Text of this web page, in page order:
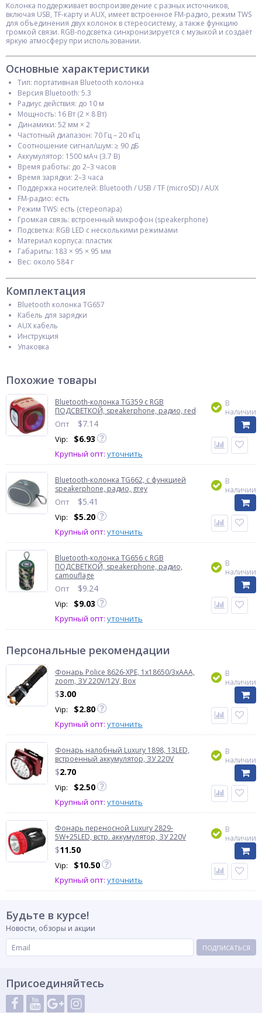
Колонка поддерживает воспроизведение с разных источников,
включая USB, TF-карту и AUX, имеет встроенное FM-радио, режим TWS
для объединения двух колонок в стереосистему, а также функцию
громкой связи. RGB-подсветка синхронизируется с музыкой и создаёт
яркую атмосферу при использовании.
Основные характеристики
Тип: портативная Bluetooth колонка
Версия Bluetooth: 5.3
Радиус действия: до 10 м
Мощность: 16 Вт (2 × 8 Вт)
Динамики: 52 мм × 2
Частотный диапазон: 70 Гц – 20 кГц
Соотношение сигнал/шум: ≥ 90 дБ
Аккумулятор: 1500 мАч (3.7 В)
Время работы: до 2–3 часов
Время зарядки: 2–3 часа
Поддержка носителей: Bluetooth / USB / TF (microSD) / AUX
FM-радио: есть
Режим TWS: есть (стереопара)
Громкая связь: встроенный микрофон (speakerphone)
Подсветка: RGB LED с несколькими режимами
Материал корпуса: пластик
Габариты: 183 × 95 × 95 мм
Вес: около 584 г
Комплектация
Bluetooth колонка TG657
Кабель для зарядки
AUX кабель
Инструкция
Упаковка
Похожие товары
Bluetooth-колонка TG359 с RGB
ПОДСВЕТКОЙ, speakerphone, радио, red
Опт $7.14
Vip: $6.93
Крупный опт: уточнить
В
наличии
Bluetooth-колонка TG662, c функцией
speakerphone, радио, grey
Опт $5.41
Vip: $5.20
Крупный опт: уточнить
В
наличии
Bluetooth-колонка TG656 с RGB
ПОДСВЕТКОЙ, speakerphone, радио,
camouflage
Опт $9.24
Vip: $9.03
Крупный опт: уточнить
В
наличии
Персональные рекомендации
Фонарь Police 8626-XPE, 1х18650/3xAAA,
zoom, ЗУ 220V/12V, Box
$3.00
Vip: $2.80
Крупный опт: уточнить
В
наличии
Фонарь налобный Luxury 1898, 13LED,
встроенный аккумулятор, ЗУ 220V
$2.70
Vip: $2.50
Крупный опт: уточнить
В
наличии
Фонарь переносной Luxury 2829-
5W+25LED, встр. аккумулятор, ЗУ 220V
$11.50
Vip: $10.50
Крупный опт: уточнить
В
наличии
Будьте в курсе!
Новости, обзоры и акции
ПОДПИСАТЬСЯ
Присоединяйтесь